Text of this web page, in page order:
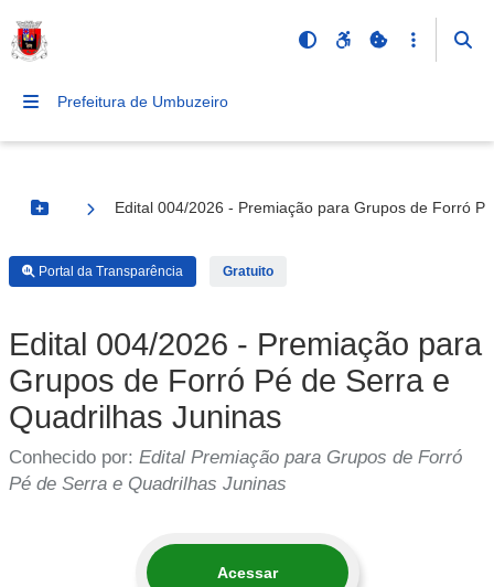
Prefeitura de Umbuzeiro
Botão Menu
Edital 004/2026 - Premiação para Grupos de Forró
Portal da Transparência Gratuito
Edital 004/2026 - Premiação para
Grupos de Forró Pé de Serra e
Quadrilhas Juninas
Conhecido por: Edital Premiação para Grupos de Forró
Pé de Serra e Quadrilhas Juninas
Acessar